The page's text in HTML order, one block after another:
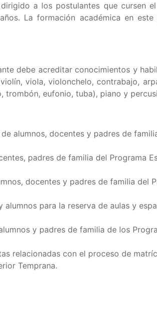
a los postulantes que cursen
La formación académica en este
debe acreditar conocimientos y
viola, violonchelo, contrabajo,
eufonio, tuba), piano y
alumnos, docentes y padres de
padres de familia del Programa
docentes y padres de familia del
para la reserva de aulas y
y padres de familia de los
relacionadas con el proceso de
Temprana.